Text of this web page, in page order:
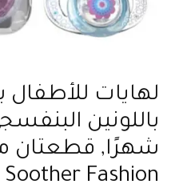
لهايات للأطفال
شهرًا, قطعتان
Fashion